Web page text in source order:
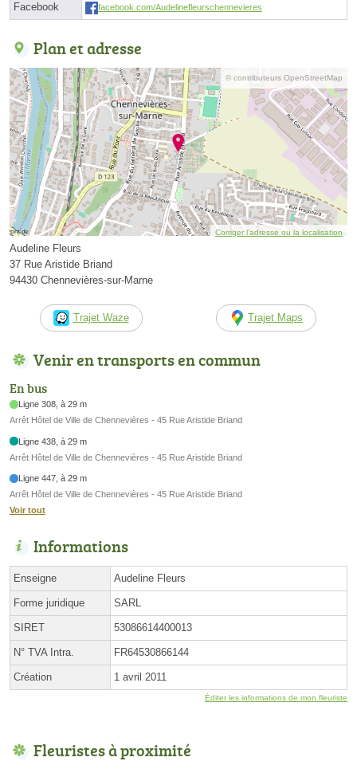
Facebook facebook.com/Audelinefleurschennevieres
Plan et adresse
© contributeurs OpenStreetMap
Corriger l’adresse ou la localisation
Audeline Fleurs
37 Rue Aristide Briand
94430 Chennevières-sur-Marne
Trajet Waze Trajet Maps
Venir en transports en commun
En bus
Ligne 308, à 29 m
Arrêt Hôtel de Ville de Chennevières - 45 Rue Aristide Briand
Ligne 438, à 29 m
Arrêt Hôtel de Ville de Chennevières - 45 Rue Aristide Briand
Ligne 447, à 29 m
Arrêt Hôtel de Ville de Chennevières - 45 Rue Aristide Briand
Voir tout
Informations
Enseigne Audeline Fleurs
Forme juridique SARL
SIRET 53086614400013
N° TVA Intra. FR64530866144
Création 1 avril 2011
Éditer les informations de mon fleuriste
Fleuristes à proximité